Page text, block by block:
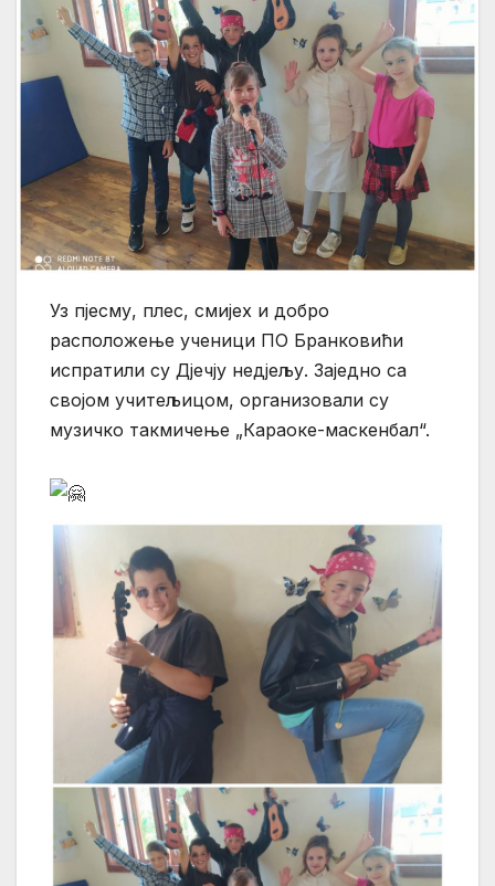
Уз пјесму, плес, смијех и добро
расположење ученици ПО Бранковићи
испратили су Дјечју недјељу. Заједно са
својом учитељицом, организовали су
музичко такмичење „Караоке-маскенбал“.